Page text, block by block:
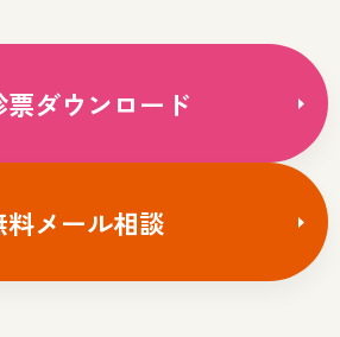
票ダウンロード
料メール相談